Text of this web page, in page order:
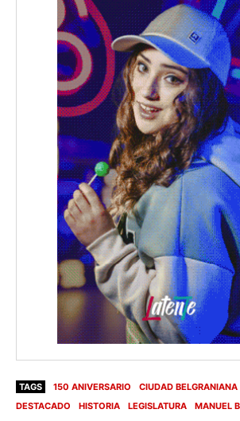
TAGS 150 ANIVERSARIO CIUDAD BELGRANIANA
DESTACADO
HISTORIA LEGISLATURA MANUEL